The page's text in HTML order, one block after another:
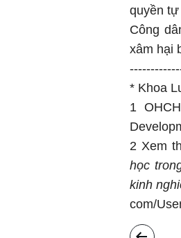
quyền
Công
xâm hại
* Khoa
1
2 Xem
học
kinh
com/